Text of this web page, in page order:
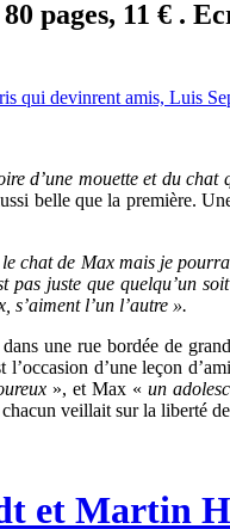
pages, 11 € .
d’une mouette et du
belle que la première.
chat de Max mais je
pas juste que quelqu’un
s’aiment l’un l’autre ».
une rue bordée de
l’occasion d’une leçon
», et Max « un
veillait sur la liberté
et Martin